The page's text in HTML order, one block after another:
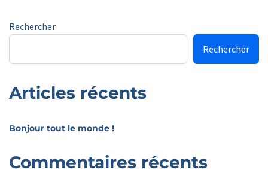
Rechercher
Rechercher
Articles récents
Bonjour tout le monde !
Commentaires récents